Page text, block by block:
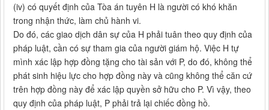
(iv) có quyết định của Tòa án tuyên H là người có khó khăn
trong nhận thức, làm chủ hành vi.
Do đó, các giao dịch dân sự của H phải tuân theo quy định của
pháp luật, cần có sự tham gia của người giám hộ. Việc H tự
mình xác lập hợp đồng tặng cho tài sản với P, do đó, không thể
phát sinh hiệu lực cho hợp đồng này và cũng không thể căn cứ
trên hợp đồng này để xác lập quyền sở hữu cho P. Vì vậy, theo
quy định của pháp luật, P phải trả lại chiếc đồng hồ.